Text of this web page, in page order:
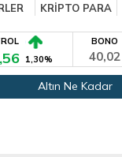
KRİPTO PARA
1,30%
BONO
40,02
Altın Ne Kadar